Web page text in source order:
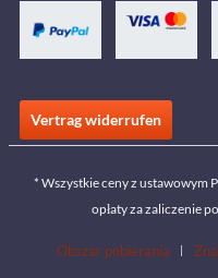
Vertrag widerrufen
* Wszystkie ceny z ustawowym
opłaty za zaliczenie
Obszar pobierania